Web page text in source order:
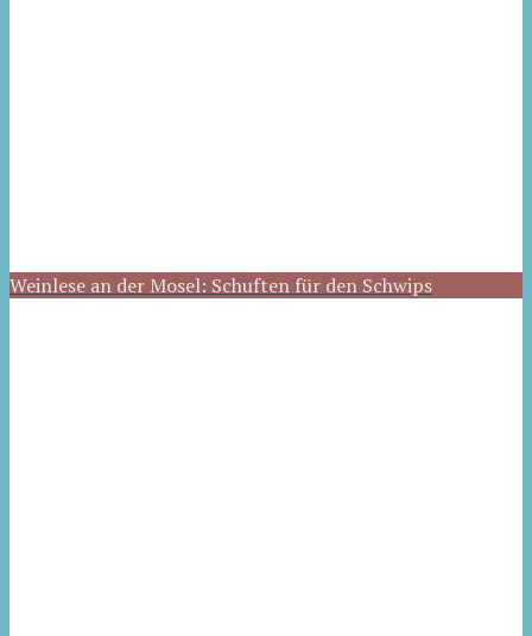
Weinlese an der Mosel: Schuften für den Schwips